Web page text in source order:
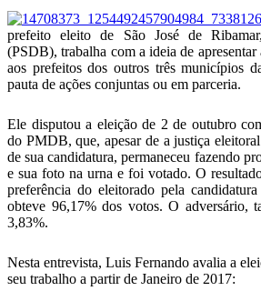
Telegram
prefeito eleito de São José de
(PSDB), trabalha com a ideia de
aos prefeitos dos outros três municípios
pauta de ações conjuntas ou em parceria.
Ele disputou a eleição de 2 de outubro
do PMDB, que, apesar de a justiça
de sua candidatura, permaneceu fazendo
e sua foto na urna e foi votado. O
preferência do eleitorado pela
obteve 96,17% dos votos. O adversário,
3,83%.
Nesta entrevista, Luis Fernando avalia a
seu trabalho a partir de Janeiro de 2017: